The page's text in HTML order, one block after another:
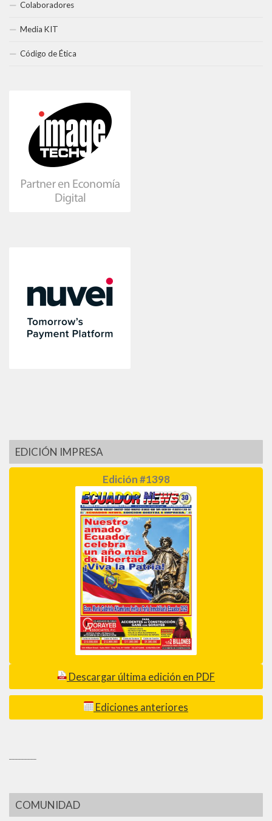
Colaboradores
Media KIT
Código de Ética
EDICIÓN IMPRESA
Edición #1398
Descargar última edición en PDF
Ediciones anteriores
COMUNIDAD